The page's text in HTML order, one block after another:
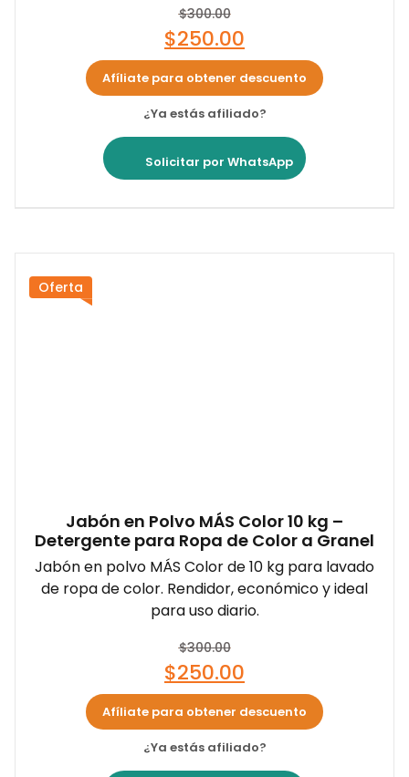
$300.00
$250.00
Afíliate para obtener descuento
¿Ya estás afiliado?
Solicitar por WhatsApp
Oferta
Jabón en Polvo MÁS Color 10 kg –
Detergente para Ropa de Color a Granel
Jabón en polvo MÁS Color de 10 kg para lavado
de ropa de color. Rendidor, económico y ideal
para uso diario.
$300.00
$250.00
Afíliate para obtener descuento
¿Ya estás afiliado?